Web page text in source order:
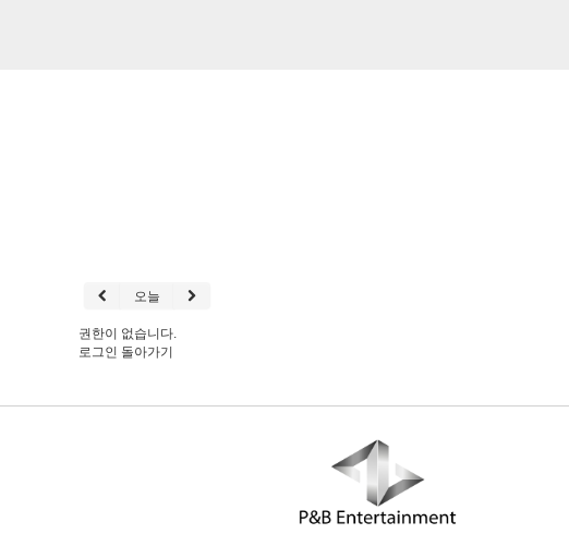
오늘
권한이 없습니다.
로그인 돌아가기